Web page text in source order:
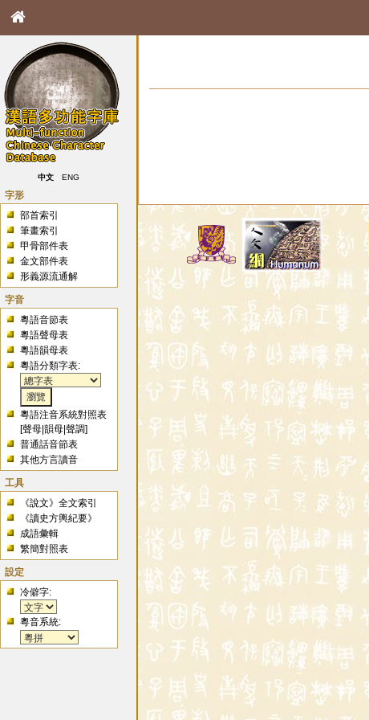
中文 ENG
字形
部首索引
筆畫索引
甲骨部件表
金文部件表
形義源流通解
字音
粵語音節表
粵語聲母表
粵語韻母表
粵語分類字表:
粵語注音系統對照表
[聲母 |韻母 |聲調]
普通話音節表
其他方言讀音
工具
《說文》全文索引
《讀史方輿紀要》
成語彙輯
繁簡對照表
設定
冷僻字:
粵音系統: